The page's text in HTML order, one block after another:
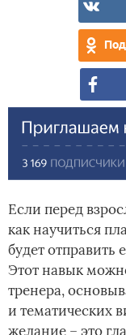
Если перед
как научиться
будет отправить
Этот навык
тренера,
и тематических
желание – это